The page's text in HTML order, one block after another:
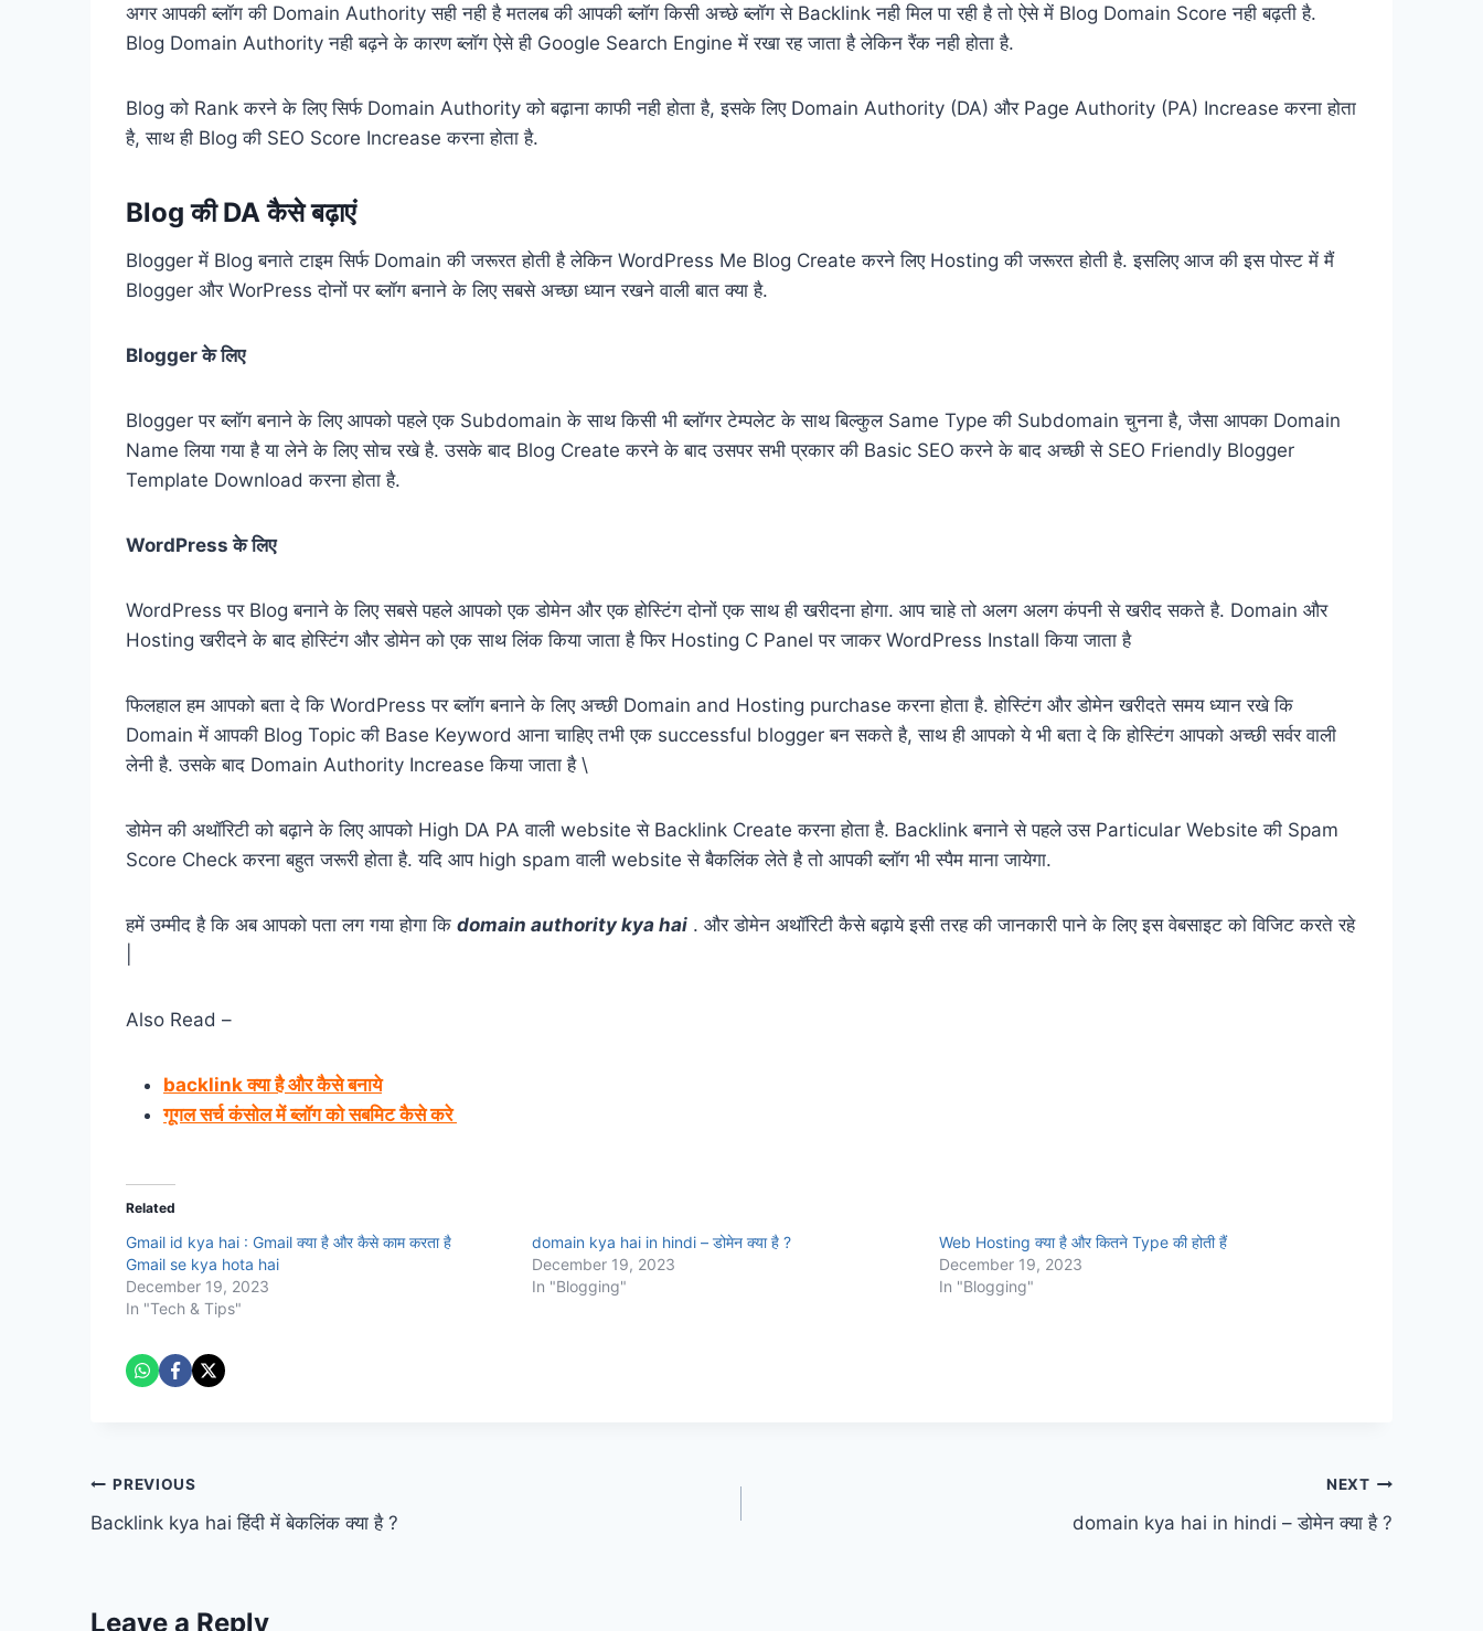
अगर आपकी ब्लॉग की Domain Authority सही नही है मतलब की आपकी ब्लॉग किसी अच्छे ब्लॉग से Backlink नही मिल पा रही है तो ऐसे में Blog Domain Score नही बढ़ती है.
Blog Domain Authority नही बढ़ने के कारण ब्लॉग ऐसे ही Google Search Engine में रखा रह जाता है लेकिन रैंक नही होता है.
Blog को Rank करने के लिए सिर्फ Domain Authority को बढ़ाना काफी नही होता है, इसके लिए Domain Authority (DA) और Page Authority (PA) Increase करना होता
है, साथ ही Blog की SEO Score Increase करना होता है.
Blog की DA कैसे बढ़ाएं
Blogger में Blog बनाते टाइम सिर्फ Domain की जरूरत होती है लेकिन WordPress Me Blog Create करने लिए Hosting की जरूरत होती है. इसलिए आज की इस पोस्ट में मैं
Blogger और WorPress दोनों पर ब्लॉग बनाने के लिए सबसे अच्छा ध्यान रखने वाली बात क्या है.
Blogger के लिए
Blogger पर ब्लॉग बनाने के लिए आपको पहले एक Subdomain के साथ किसी भी ब्लॉगर टेम्पलेट के साथ बिल्कुल Same Type की Subdomain चुनना है, जैसा आपका Domain
Name लिया गया है या लेने के लिए सोच रखे है. उसके बाद Blog Create करने के बाद उसपर सभी प्रकार की Basic SEO करने के बाद अच्छी से SEO Friendly Blogger
Template Download करना होता है.
WordPress के लिए
WordPress पर Blog बनाने के लिए सबसे पहले आपको एक डोमेन और एक होस्टिंग दोनों एक साथ ही खरीदना होगा. आप चाहे तो अलग अलग कंपनी से खरीद सकते है. Domain और
Hosting खरीदने के बाद होस्टिंग और डोमेन को एक साथ लिंक किया जाता है फिर Hosting C Panel पर जाकर WordPress Install किया जाता है
फिलहाल हम आपको बता दे कि WordPress पर ब्लॉग बनाने के लिए अच्छी Domain and Hosting purchase करना होता है. होस्टिंग और डोमेन खरीदते समय ध्यान रखे कि
Domain में आपकी Blog Topic की Base Keyword आना चाहिए तभी एक successful blogger बन सकते है, साथ ही आपको ये भी बता दे कि होस्टिंग आपको अच्छी सर्वर वाली
लेनी है. उसके बाद Domain Authority Increase किया जाता है \
डोमेन की अथॉरिटी को बढ़ाने के लिए आपको High DA PA वाली website से Backlink Create करना होता है. Backlink बनाने से पहले उस Particular Website की Spam
Score Check करना बहुत जरूरी होता है. यदि आप high spam वाली website से बैकलिंक लेते है तो आपकी ब्लॉग भी स्पैम माना जायेगा.
हमें उम्मीद है कि अब आपको पता लग गया होगा कि domain authority kya hai . और डोमेन अथॉरिटी कैसे बढ़ाये इसी तरह की जानकारी पाने के लिए इस वेबसाइट को विजिट करते रहे
Also Read –
backlink क्या है और कैसे बनाये
गूगल सर्च कंसोल में ब्लॉग को सबमिट कैसे करे
Related
Gmail id kya hai : Gmail क्या है और कैसे काम करता है
Gmail se kya hota hai
December 19, 2023
In "Tech & Tips"
domain kya hai in hindi – डोमेन क्या है ?
December 19, 2023
In "Blogging"
Web Hosting क्या है और कितने Type की होती हैं
December 19, 2023
In "Blogging"
Post
navigation
PREVIOUS
Backlink kya hai हिंदी में बेकलिंक क्या है ?
NEXT
domain kya hai in hindi – डोमेन क्या है ?
Leave a Reply